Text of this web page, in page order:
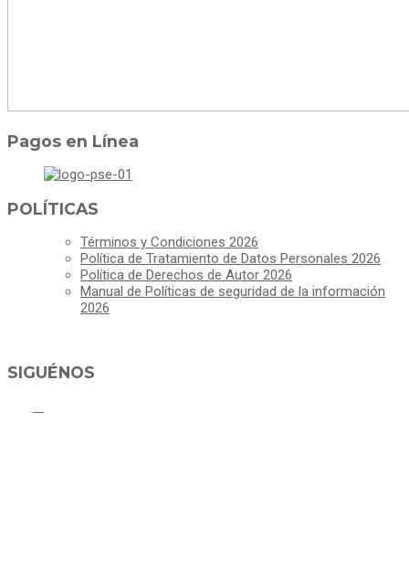
Pagos en Línea
POLÍTICAS
Términos y Condiciones 2026
Política de Tratamiento de Datos Personales 2026
Política de Derechos de Autor 2026
Manual de Políticas de seguridad de la información
2026
SIGUÉNOS